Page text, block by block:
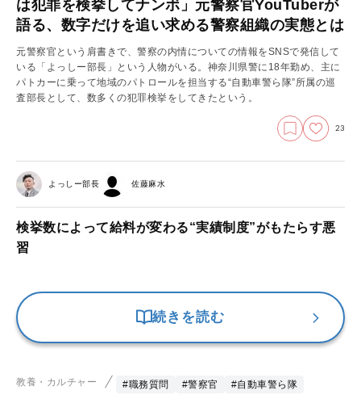
は犯罪を検挙してナンボ」元警察官YouTuberが
語る、数字だけを追い求める警察組織の実態とは
元警察官という肩書きで、警察の内情についての情報をSNSで発信して
いる「よっしー部長」という人物がいる。神奈川県警に18年勤め、主に
パトカーに乗って地域のパトロールを担当する“自動車警ら隊”所属の巡
査部長として、数多くの犯罪検挙をしてきたという。
23
よっしー部長 佐藤麻水
検挙数によって給料が変わる“実績制度”がもたらす悪
習
続きを読む
教養・カルチャー #職務質問 #警察官 #自動車警ら隊